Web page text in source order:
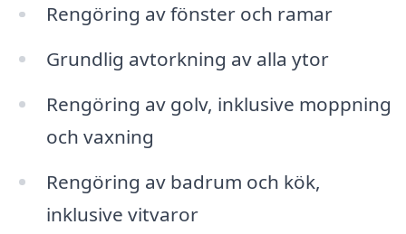
Rengöring av fönster och ramar
Grundlig avtorkning av alla ytor
Rengöring av golv, inklusive moppning
och vaxning
Rengöring av badrum och kök,
inklusive vitvaror